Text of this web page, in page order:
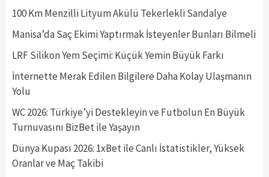
100 Km Menzilli Lityum Akülü Tekerlekli Sandalye
Manisa’da Saç Ekimi Yaptırmak İsteyenler Bunları Bilmeli
LRF Silikon Yem Seçimi: Küçük Yemin Büyük Farkı
İnternette Merak Edilen Bilgilere Daha Kolay Ulaşmanın
Yolu
WC 2026: Türkiye’yi Destekleyin ve Futbolun En Büyük
Turnuvasını BizBet ile Yaşayın
Dünya Kupası 2026: 1xBet ile Canlı İstatistikler, Yüksek
Oranlar ve Maç Takibi